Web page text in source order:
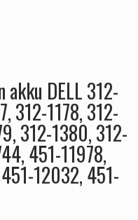
akku DELL 312-
312-1178, 312-
312-1380, 312-
451-11978,
12032, 451-